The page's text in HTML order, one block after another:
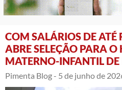
COM SALÁRIOS DE ATÉ
ABRE SELEÇÃO PARA O
MATERNO-INFANTIL DE
Pimenta Blog - 5 de junho de